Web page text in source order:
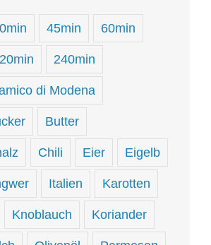
45min 60min
240min
di Modena
Butter
Chili Eier Eigelb
Italien Karotten
Knoblauch Koriander